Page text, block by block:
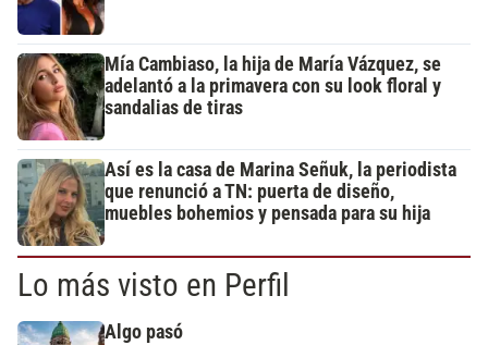
Mía Cambiaso, la hija de María Vázquez, se
adelantó a la primavera con su look floral y
sandalias de tiras
Así es la casa de Marina Señuk, la periodista
que renunció a TN: puerta de diseño,
muebles bohemios y pensada para su hija
Lo más visto en Perfil
Algo pasó